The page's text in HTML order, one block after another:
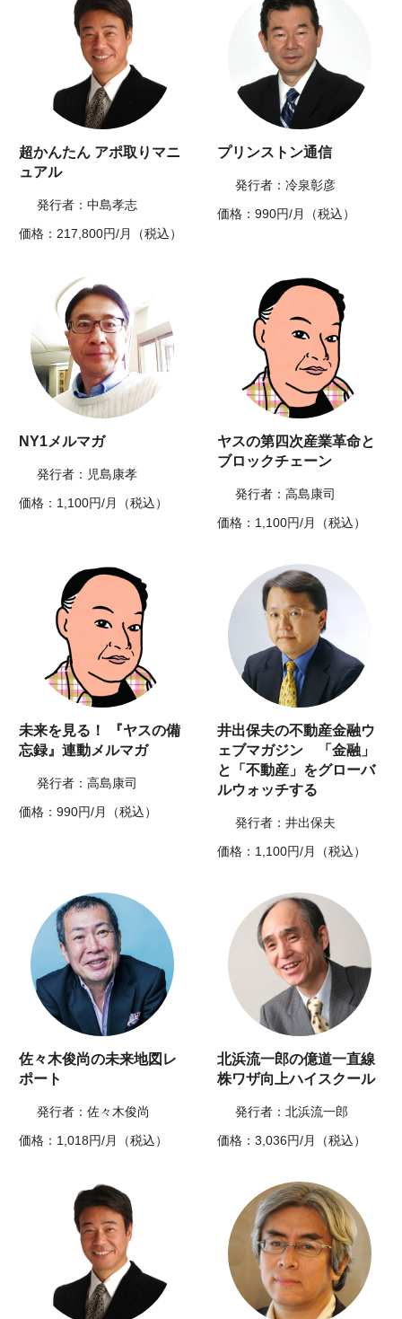
超かんたん アポ取りマニ
ュアル
発行者：中島孝志
価格：217,800円/月（税込）
プリンストン通信
発行者：冷泉彰彦
価格：990円/月（税込）
NY1メルマガ
発行者：児島康孝
価格：1,100円/月（税込）
ヤスの第四次産業革命と
ブロックチェーン
発行者：高島康司
価格：1,100円/月（税込）
未来を見る！ 『ヤスの備
忘録』連動メルマガ
発行者：高島康司
価格：990円/月（税込）
井出保夫の不動産金融ウ
ェブマガジン 「金融」
と「不動産」をグローバ
ルウォッチする
発行者：井出保夫
価格：1,100円/月（税込）
佐々木俊尚の未来地図レ
ポート
発行者：佐々木俊尚
価格：1,018円/月（税込）
北浜流一郎の億道一直線
株ワザ向上ハイスクール
発行者：北浜流一郎
価格：3,036円/月（税込）